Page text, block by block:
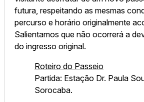
futura, respeitando as mesmas
percurso e horário originalmente
Salientamos que não ocorrerá a
do ingresso original.
Roteiro do Passeio
Partida: Estação Dr. Paula
Sorocaba.